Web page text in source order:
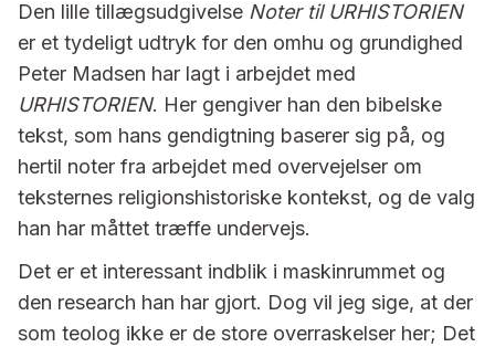
Den lille tillægsudgivelse Noter til URHISTORIEN
er et tydeligt udtryk for den omhu og grundighed
Peter Madsen har lagt i arbejdet med
URHISTORIEN. Her gengiver han den bibelske
tekst, som hans gendigtning baserer sig på, og
hertil noter fra arbejdet med overvejelser om
teksternes religionshistoriske kontekst, og de valg
han har måttet træffe undervejs.
Det er et interessant indblik i maskinrummet og
den research han har gjort. Dog vil jeg sige, at der
som teolog ikke er de store overraskelser her; Det